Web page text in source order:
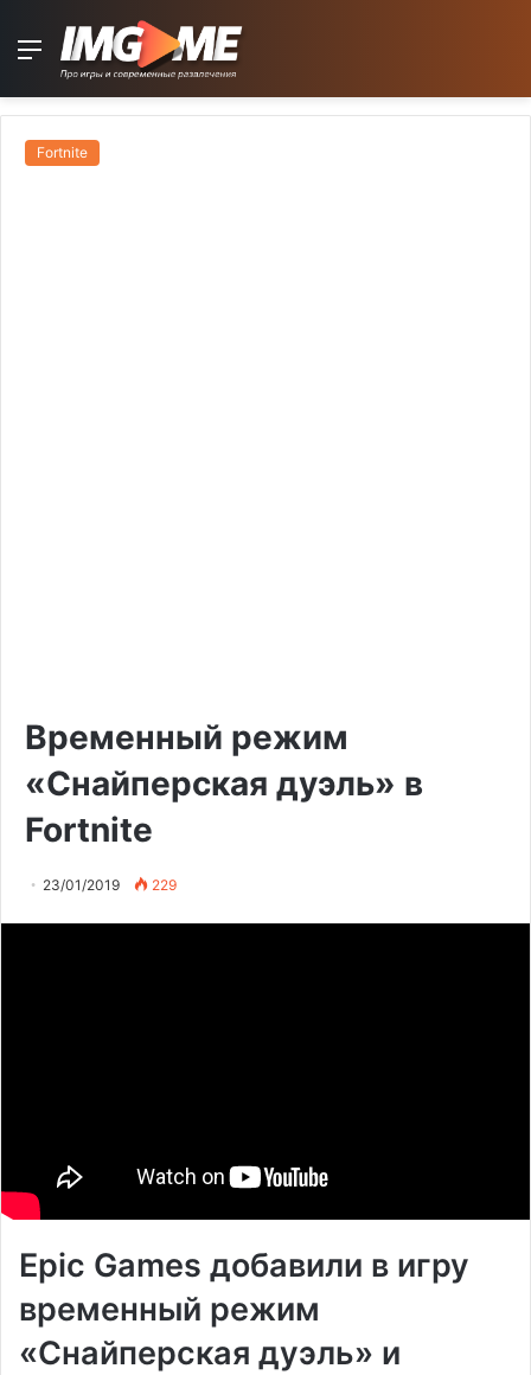
Menu
Fortnite
Временный режим
«Снайперская дуэль» в
Fortnite
23/01/2019 229
Epic Games добавили в игру
временный режим
«Снайперская дуэль» и